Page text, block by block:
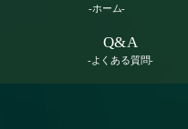
-ホーム-
Q&A
-よくある質問-